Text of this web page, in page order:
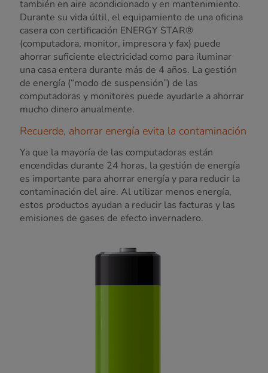
también en aire acondicionado y en mantenimiento.
Durante su vida últil, el equipamiento de una oficina
casera con certificación ENERGY STAR®
(computadora, monitor, impresora y fax) puede
ahorrar suficiente electricidad como para iluminar
una casa entera durante más de 4 años. La gestión
de energía (“modo de suspensión”) de las
computadoras y monitores puede ayudarle a ahorrar
mucho dinero anualmente.
Recuerde, ahorrar energía evita la contaminación
Ya que la mayoría de las computadoras están
encendidas durante 24 horas, la gestión de energía
es importante para ahorrar energía y para reducir la
contaminación del aire. Al utilizar menos energía,
estos productos ayudan a reducir las facturas y las
emisiones de gases de efecto invernadero.